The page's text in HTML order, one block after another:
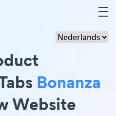
Bonanza
Website